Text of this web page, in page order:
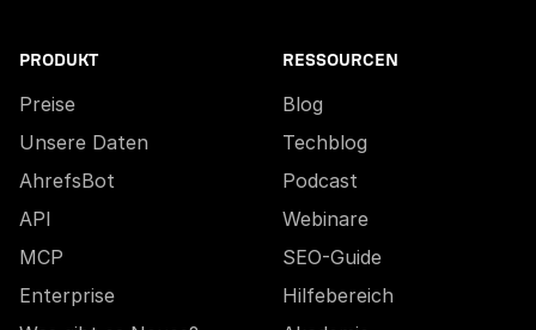
PRODUKT
Preise
Unsere Daten
AhrefsBot
API
MCP
Enterprise
RESSOURCEN
Blog
Techblog
Podcast
Webinare
SEO-Guide
Hilfebereich